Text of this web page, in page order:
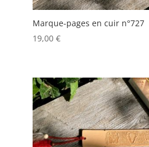
Marque-pages en cuir n°727
19,00 €